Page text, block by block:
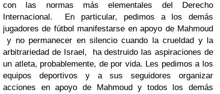
con las normas más elementales del Derecho
Internacional. En particular, pedimos a los demás
jugadores de fútbol manifestarse en apoyo de Mahmoud
y no permanecer en silencio cuando la crueldad y la
arbitrariedad de Israel, ha destruido las aspiraciones de
un atleta, probablemente, de por vida. Les pedimos a los
equipos deportivos y a sus seguidores organizar
acciones en apoyo de Mahmoud y todos los demás